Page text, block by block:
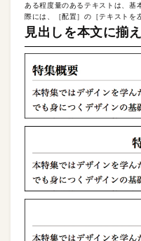
ある程度量のあるテキストは、基
際には、［配置］の［テキストを
見出しを本文に揃